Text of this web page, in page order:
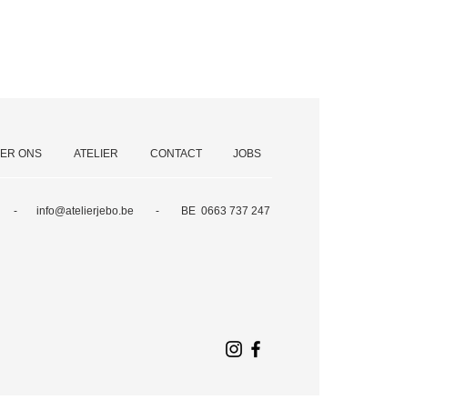
ONS ATELIER CONTACT JOBS
38 - info@atelierjebo.be - BE 0663 737 247